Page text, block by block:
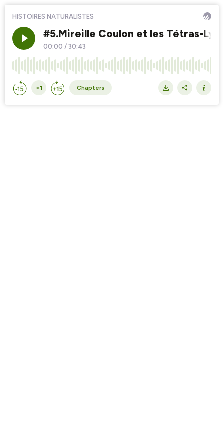
HISTOIRES NATURALISTES
#5.Mireille Coulon et les Tétras-
00:00 / 30:43
×1 Chapters